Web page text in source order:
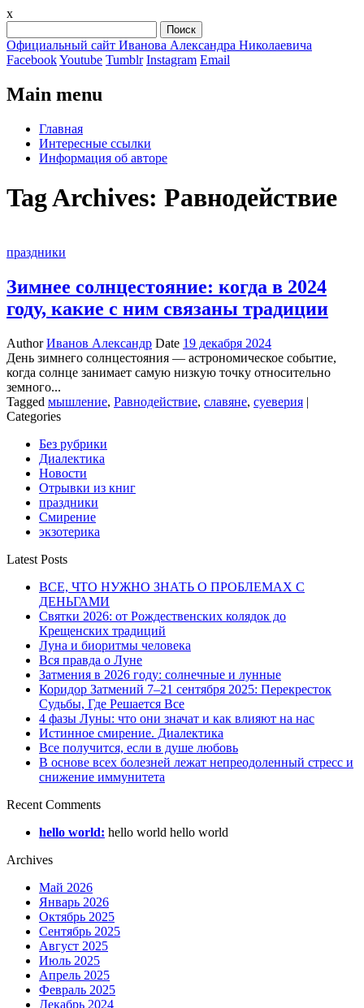
x
Официальный сайт Иванова Александра Николаевича
FacebookYoutube Tumblr Instagram Email
Main menu
Skip
content
Главная
Интересные ссылки
Информация об авторе
Tag Archives: Равнодействие
праздники
Зимнее солнцестояние: когда в 2024
году, какие с ним связаны традиции
AuthorИванов Александр Date 19 декабря 2024
День зимнего солнцестояния — астрономическое событие,
когда солнце занимает самую низкую точку относительно
земного...
Tagged мышление, Равнодействие, славяне, суеверия |
Categories
Без рубрики
Диалектика
Новости
Отрывки из книг
праздники
Смирение
экзотерика
Latest Posts
ВСЕ, ЧТО НУЖНО ЗНАТЬ О ПРОБЛЕМАХ С
ДЕНЬГАМИ
Святки 2026: от Рождественских колядок до
Крещенских традиций
Луна и биоритмы человека
Вся правда о Луне
Затмения в 2026 году: солнечные и лунные
Коридор Затмений 7–21 сентября 2025: Перекресток
Судьбы, Где Решается Все
4 фазы Луны: что они значат и как влияют на нас
Истинное смирение. Диалектика
Все получится, если в душе любовь
В основе всех болезней лежат непреодоленный стресс и
снижение иммунитета
Recent Comments
hello world: hello world hello world
Archives
Май 2026
Январь 2026
Октябрь 2025
Сентябрь 2025
Август 2025
Июль 2025
Апрель 2025
Февраль 2025
Декабрь 2024